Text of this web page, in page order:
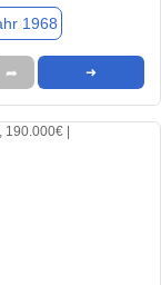
1968
➦ ➜